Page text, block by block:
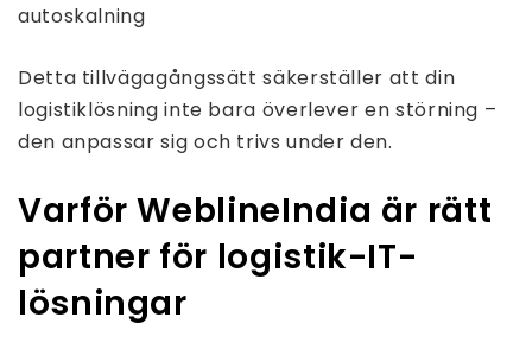
autoskalning
Detta tillvägagångssätt säkerställer att din
logistiklösning inte bara överlever en störning –
den anpassar sig och trivs under den.
Varför WeblineIndia är rätt
partner för logistik-IT-
lösningar